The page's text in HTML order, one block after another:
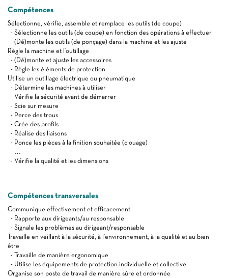
Compétences
Sélectionne, vérifie, assemble et remplace les outils (de coupe)
- Sélectionne les outils (de coupe) en fonction des opérations à effectuer
- (Dé)monte les outils (de ponçage) dans la machine et les ajuste
Règle la machine et l'outillage
- (Dé)monte et ajuste les accessoires
- Règle les éléments de protection
Utilise un outillage électrique ou pneumatique
- Détermine les machines à utiliser
- Vérifie la sécurité avant de démarrer
- Scie sur mesure
- Perce des trous
- Crée des profils
- Réalise des liaisons
- Ponce les pièces à la finition souhaitée (clouage)
- …
- Vérifie la qualité et les dimensions
Compétences transversales
Communique effectivement et efficacement
- Rapporte aux dirigeants/au responsable
- Signale les problèmes au dirigeant/responsable
Travaille en veillant à la sécurité, à l'environnement, à la qualité et au bien-
être
- Travaille de manière ergonomique
- Utilise les équipements de protection individuelle et collective
Organise son poste de travail de manière sûre et ordonnée